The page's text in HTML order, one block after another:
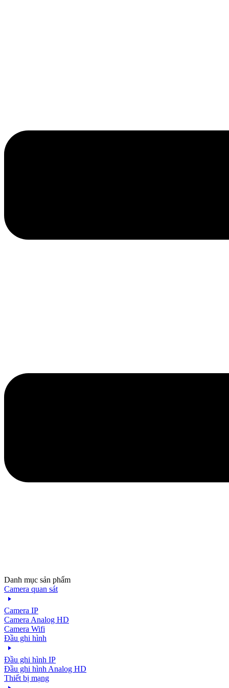
Danh mục sản phẩm
Camera quan sát
Camera IP
Camera Analog HD
Camera Wifi
Đầu ghi hình
Đầu ghi hình IP
Đầu ghi hình Analog HD
Thiết bị mạng